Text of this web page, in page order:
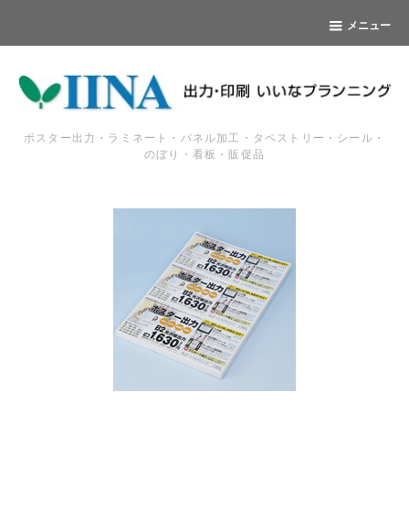
メニュー
ポスター出力・ラミネート・パネル加工・タペストリー・シール・
のぼり・看板・販促品